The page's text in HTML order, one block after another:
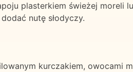
plasterkiem świeżej moreli
nutę słodyczy.
kurczakiem, owocami